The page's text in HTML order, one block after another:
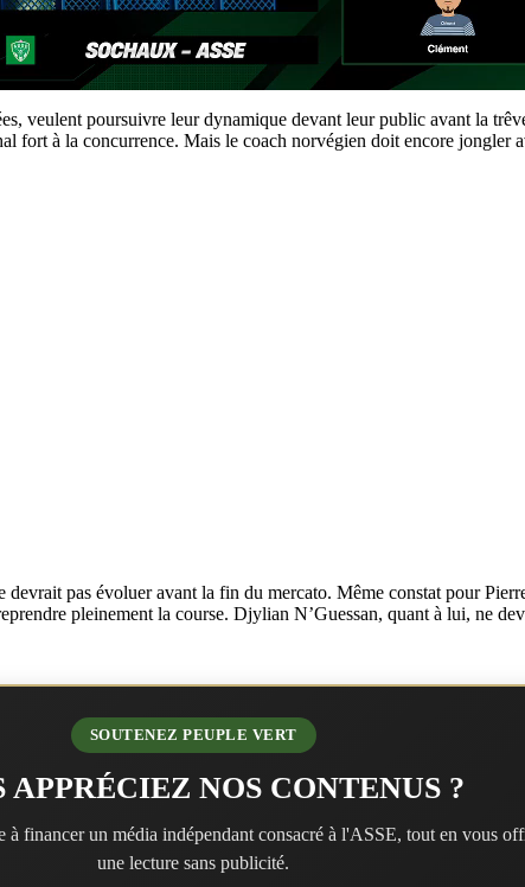
veulent poursuivre leur dynamique devant leur public avant la
fort à la concurrence. Mais le coach norvégien doit encore jongler
pas évoluer avant la fin du mercato. Même constat pour
pleinement la course. Djylian N’Guessan, quant à lui, ne
SOUTENEZ PEUPLE VERT
APPRÉCIEZ NOS CONTENUS ?
à financer un média indépendant consacré à l'ASSE, tout en vous
une lecture sans publicité.